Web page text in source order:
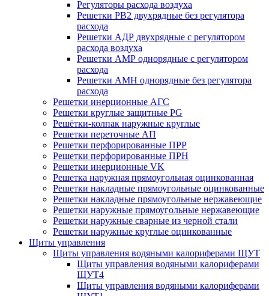
Регуляторы расхода воздуха
Решетки РВ2 двухрядные без регулятора
расхода
Решетки АДР двухрядные с регулятором
расхода воздуха
Решетки АМР однорядные с регулятором
расхода
Решетки АМН однорядные без регулятора
расхода
Решетки инерционные АГС
Решетки круглые защитные PG
Решётки-колпак наружные круглые
Решетки переточные АП
Решетки перфорированные ПРР
Решетки перфорированные ПРН
Решетки инерционные VK
Решетка наружная прямоугольная оцинкованная
Решетки накладные прямоугольные оцинкованные
Решетки накладные прямоугольные нержавеющие
Решетки наружные прямоугольные нержавеющие
Решетки наружные сварные из черной стали
Решетки наружные круглые оцинкованные
Щиты управления
Щиты управления водяными калориферами ЩУТ
Щиты управления водяными калориферами
ЩУТ4
Щиты управления водяными калориферами